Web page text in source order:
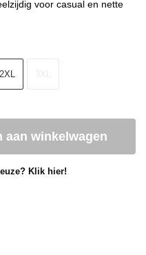
voor casual en nette
2XL
aan winkelwagen
Klik hier!